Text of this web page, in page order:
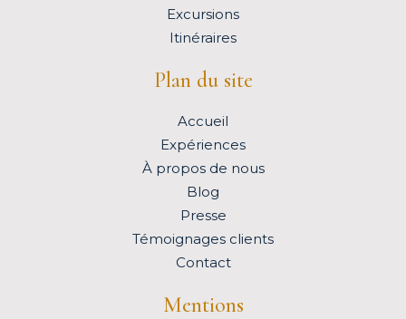
Excursions
Itinéraires
Plan du site
Accueil
Expériences
À propos de nous
Blog
Presse
Témoignages clients
Contact
Mentions